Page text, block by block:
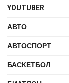
YOUTUBER
АВТО
АВТОСПОРТ
БАСКЕТБОЛ